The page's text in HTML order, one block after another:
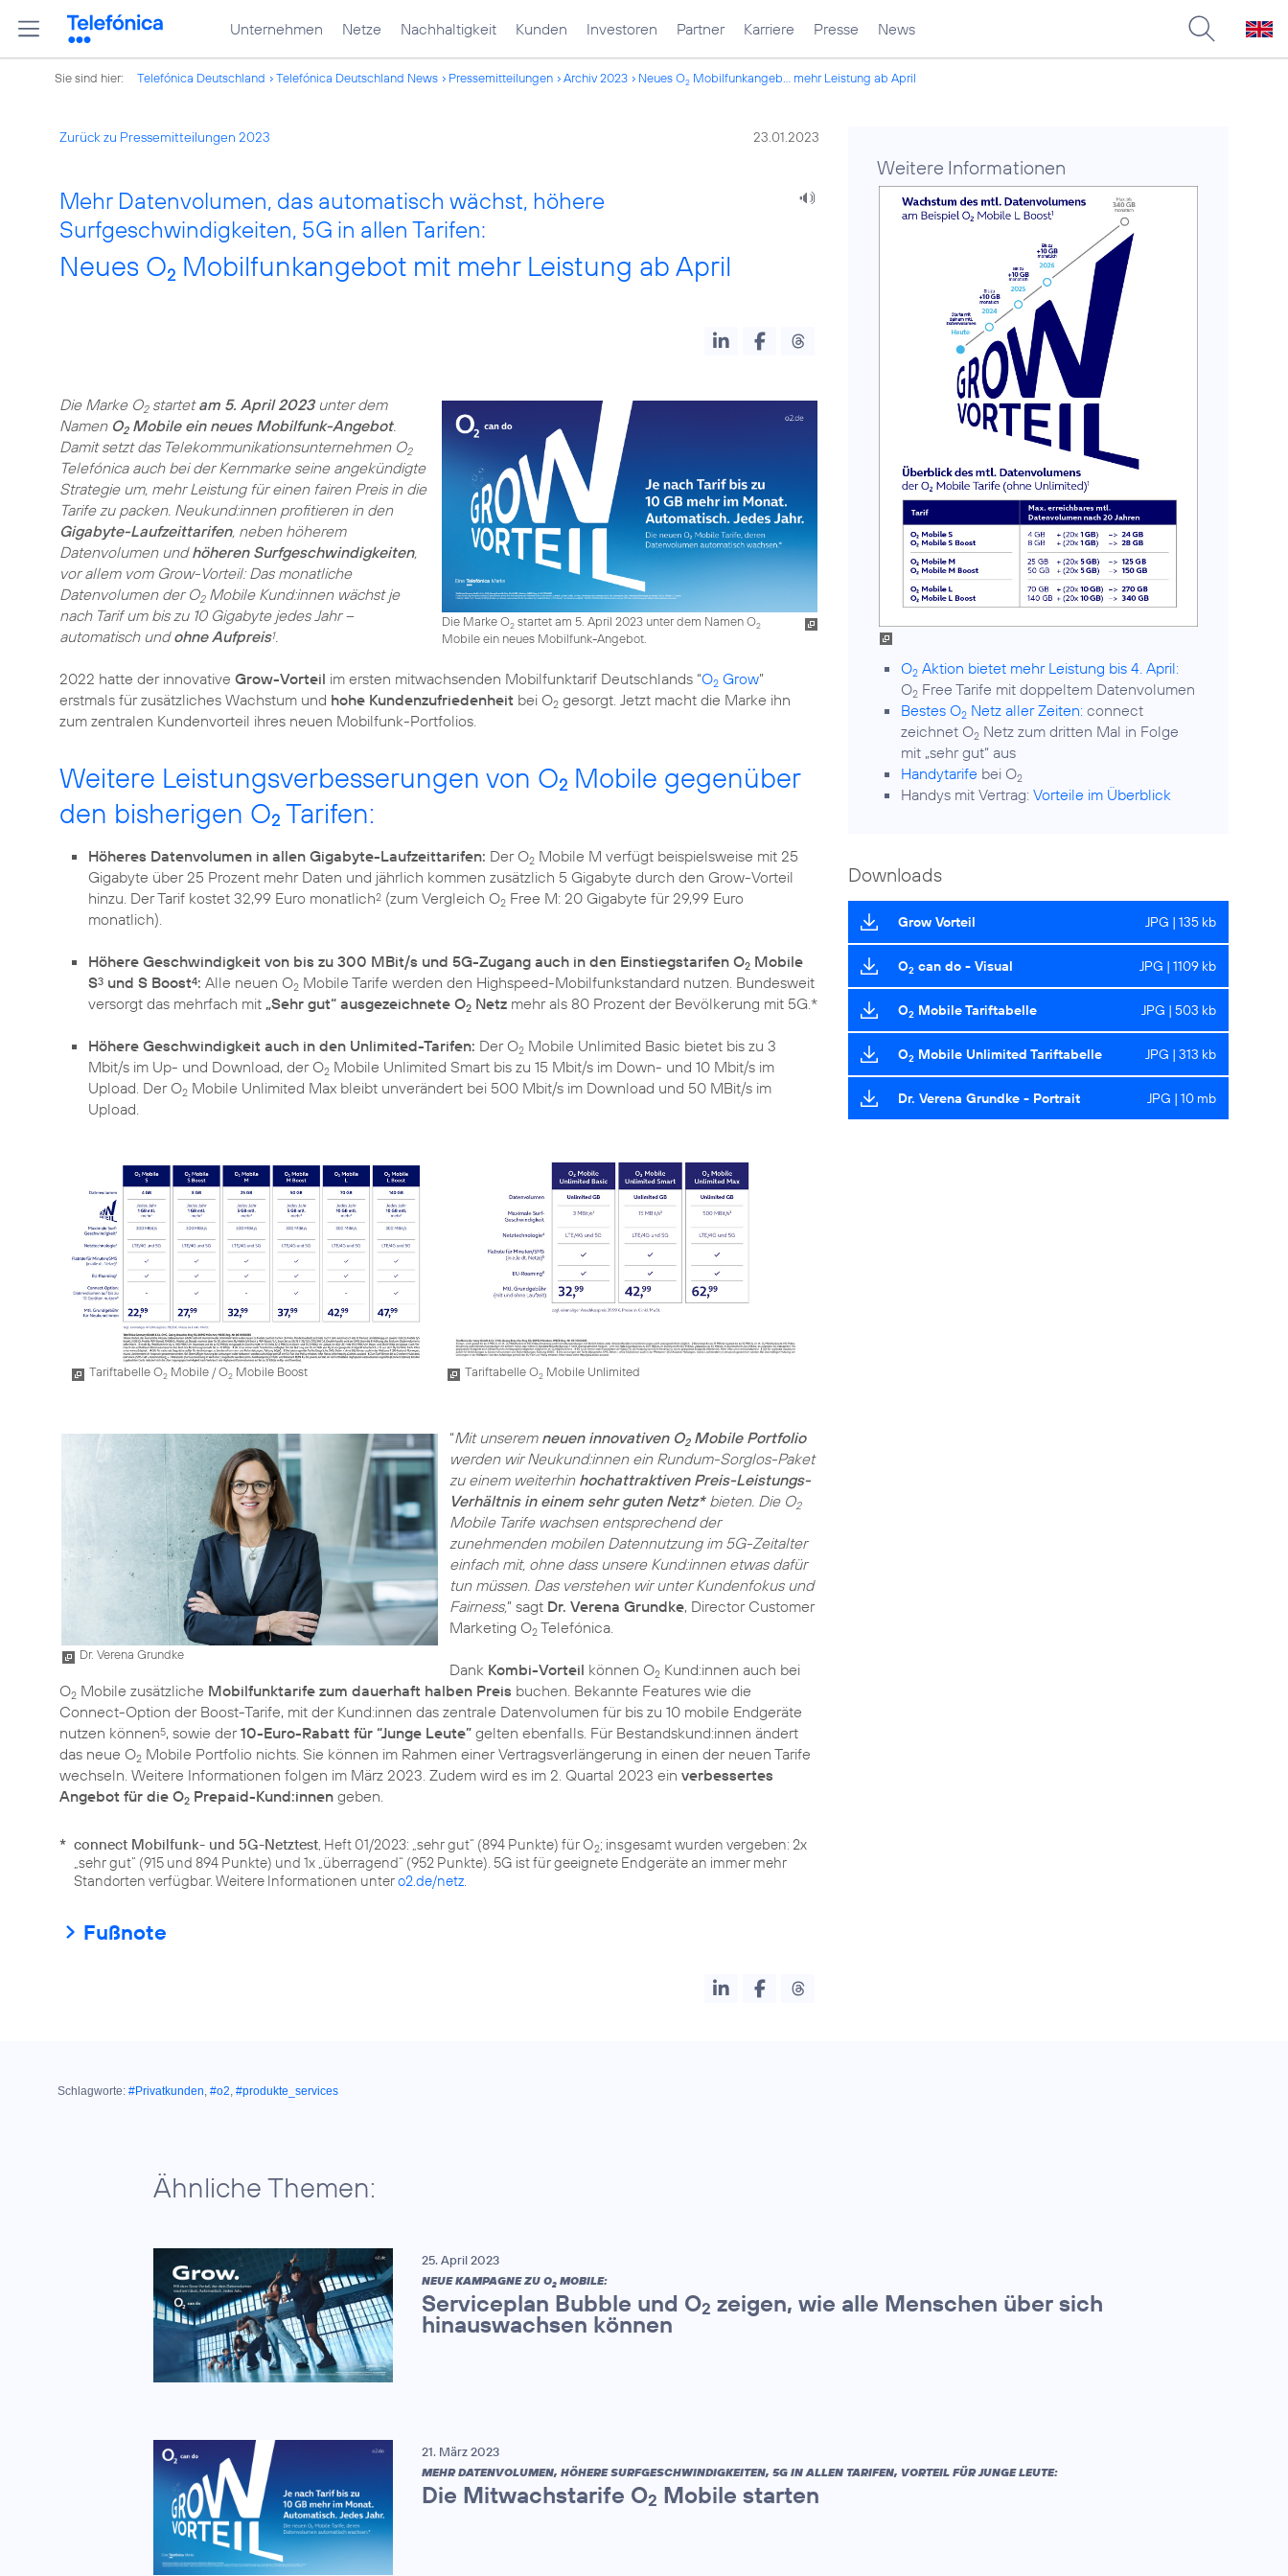
Unternehmen Netze Nachhaltigkeit Kunden Investoren Partner Karriere Presse News
Sie sind hier: Telefónica Deutschland Telefónica Deutschland News Pressemitteilungen Archiv 2023 Neues O2 Mobilfunkangeb... mehr Leistung ab April
Zurück zu Pressemitteilungen 2023 23.01.2023
Mehr Datenvolumen, das automatisch wächst, höhere
Surfgeschwindigkeiten, 5G in allen Tarifen:
Neues O2 Mobilfunkangebot mit mehr Leistung ab April
Die Marke O2startet am 5. April 2023 unter dem Namen O2
Mobile ein neues Mobilfunk-Angebot.
Die Marke O2startetam 5. April 2023unter dem
Namen O2Mobile ein neues Mobilfunk-Angebot.
Damit setzt das Telekommunikationsunternehmen O2
Telefónica auch bei der Kernmarke seine angekündigte
Strategie um, mehr Leistung für einen fairen Preis in die
Tarife zu packen. Neukund:innen profitieren in den
Gigabyte-Laufzeittarifen, neben höherem
Datenvolumen undhöheren Surfgeschwindigkeiten,
vor allem vom Grow-Vorteil: Das monatliche
Datenvolumen der O2Mobile Kund:innen wächst je
nach Tarif um bis zu 10 Gigabyte jedes Jahr –
automatisch undohne Aufpreis1.
2022 hatte der innovative Grow-Vorteil im ersten mitwachsenden Mobilfunktarif Deutschlands “O2 Grow”
erstmals für zusätzliches Wachstum und hohe Kundenzufriedenheit bei O2 gesorgt. Jetzt macht die Marke ihn
zum zentralen Kundenvorteil ihres neuen Mobilfunk-Portfolios.
Weitere Leistungsverbesserungen von O2 Mobile gegenüber
den bisherigen O2 Tarifen:
Höheres Datenvolumen in allen Gigabyte-Laufzeittarifen: Der O2 Mobile M verfügt beispielsweise mit 25
Gigabyte über 25 Prozent mehr Daten und jährlich kommen zusätzlich 5 Gigabyte durch den Grow-Vorteil
hinzu. Der Tarif kostet 32,99 Euro monatlich2 (zum Vergleich O2 Free M: 20 Gigabyte für 29,99 Euro
monatlich).
Höhere Geschwindigkeit von bis zu 300 MBit/s und 5G-Zugang auch in den Einstiegstarifen O2 Mobile
S3 und S Boost4: Alle neuen O2 Mobile Tarife werden den Highspeed-Mobilfunkstandard nutzen. Bundesweit
versorgt das mehrfach mit „Sehr gut“ ausgezeichnete O2 Netz mehr als 80 Prozent der Bevölkerung mit 5G.*
Höhere Geschwindigkeit auch in den Unlimited-Tarifen: Der O2 Mobile Unlimited Basic bietet bis zu 3
Mbit/s im Up- und Download, der O2 Mobile Unlimited Smart bis zu 15 Mbit/s im Down- und 10 Mbit/s im
Upload. Der O2 Mobile Unlimited Max bleibt unverändert bei 500 Mbit/s im Download und 50 MBit/s im
Upload.
Tariftabelle O2 Mobile / O2 Mobile Boost Tariftabelle O2Mobile Unlimited
Dr. Verena Grundke
“Mit unserem neuen innovativen O2Mobile Portfolio
werden wir Neukund:innen ein Rundum-Sorglos-Paket
zu einem weiterhin hochattraktiven Preis-Leistungs-
Verhältnis in einem sehr guten Netz*bieten. Die O2
Mobile Tarife wachsen entsprechend der
zunehmenden mobilen Datennutzung im 5G-Zeitalter
einfach mit, ohne dass unsere Kund:innen etwas dafür
tun müssen. Das verstehen wir unter Kundenfokus und
Fairness,” sagt Dr. Verena Grundke, Director Customer
Marketing O2Telefónica.
Dank Kombi-Vorteil können O2Kund:innen auch bei
O2 Mobile zusätzliche Mobilfunktarife zum dauerhaft halben Preis buchen. Bekannte Features wie die
Connect-Option der Boost-Tarife, mit der Kund:innen das zentrale Datenvolumen für bis zu 10 mobile Endgeräte
nutzen können5, sowie der10-Euro-Rabatt für “Junge Leute” gelten ebenfalls. Für Bestandskund:innen ändert
das neue O2 Mobile Portfolio nichts. Sie können im Rahmen einer Vertragsverlängerung in einen der neuen Tarife
wechseln. Weitere Informationen folgen im März 2023. Zudem wird es im 2. Quartal 2023 ein verbessertes
Angebot für die O2 Prepaid-Kund:innen geben.
* connect Mobilfunk- und 5G-Netztest , Heft 01/2023: „sehr gut“ (894 Punkte) für O2; insgesamt wurden vergeben: 2x
„sehr gut“ (915 und 894 Punkte) und 1x „überragend“ (952 Punkte). 5G ist für geeignete Endgeräte an immer mehr
Standorten verfügbar. Weitere Informationen untero2.de/netz
Fußnote
Weitere Informationen
O2 Aktion bietet mehr Leistung bis 4. April:
O2 Free Tarife mit doppeltem Datenvolumen
Bestes O2 Netz aller Zeiten: connect
zeichnet O2 Netz zum dritten Mal in Folge
mit „sehr gut“ aus
Handytarife bei O2
Handys mit Vertrag:Vorteile im Überblick
Downloads
Grow Vorteil JPG | 135 kb
O2 can do - Visual JPG | 1109 kb
O2 Mobile Tariftabelle JPG | 503 kb
O2 Mobile Unlimited Tariftabelle JPG | 313 kb
Dr. Verena Grundke - Portrait JPG | 10 mb
Schlagworte: #Privatkunden #o2 #produkte_services
Ähnliche Themen:
25. April 2023
NEUE KAMPAGNE ZU O2 MOBILE:
Serviceplan Bubble und O2 zeigen, wie alle Menschen über sich
hinauswachsen können
21. März 2023
MEHR DATENVOLUMEN, HÖHERE SURFGESCHWINDIGKEITEN, 5G IN ALLEN TARIFEN, VORTEIL FÜR JUNGE LEUTE:
Die Mitwachstarife O2 Mobile starten